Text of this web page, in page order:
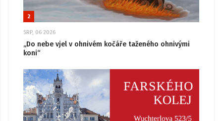
2
SRP, 06 2026
„Do nebe vjel v ohnivém kočáře taženého ohnivými
koni“